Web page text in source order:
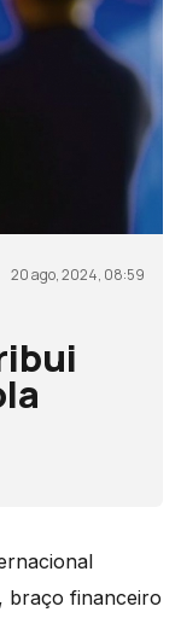
20 ago, 2024, 08:59
braço financeiro